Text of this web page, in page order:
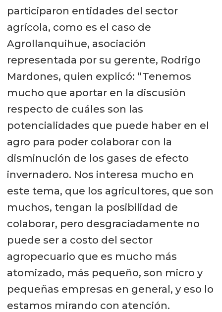
participaron entidades del sector
agrícola, como es el caso de
Agrollanquihue, asociación
representada por su gerente, Rodrigo
Mardones, quien explicó: “Tenemos
mucho que aportar en la discusión
respecto de cuáles son las
potencialidades que puede haber en el
agro para poder colaborar con la
disminución de los gases de efecto
invernadero. Nos interesa mucho en
este tema, que los agricultores, que son
muchos, tengan la posibilidad de
colaborar, pero desgraciadamente no
puede ser a costo del sector
agropecuario que es mucho más
atomizado, más pequeño, son micro y
pequeñas empresas en general, y eso lo
estamos mirando con atención.